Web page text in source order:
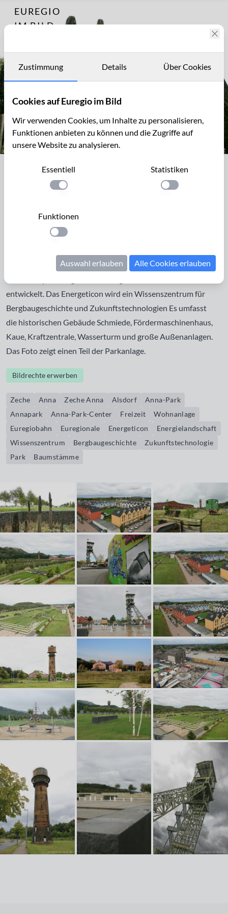
EUREGIO
IM BILD
Archiv
Kontakt
Archiv 3728
Parkanlage im Anna-Park, Alsdorf
der Anna-Park, das Anna-Park-Center mit
Dienstleistungen, Einzelhandel, Freizeit und Wohnanlagen
hält seit 2005 hier. Im Rahmen der EuRegionale 2008 wurde
entwickelt. Das Energeticon wird ein Wissenszentrum für
Bergbaugeschichte und Zukunftstechnologien Es umfasst
die historischen Gebäude Schmiede, Fördermaschinenhaus,
Kaue, Kraftzentrale, Wasserturm und große Außenanlagen.
Das Foto zeigt einen Teil der Parkanlage.
Bildrechte erwerben
Zeche Anna Zeche Anna Alsdorf
Anna-Park
Annapark
Anna-Park-Center Freizeit
Wohnanlage
Euregiobahn
Euregionale Energeticon
Energielandschaft
Wissenszentrum
Bergbaugeschichte
Zukunftstechnologie
Park
Baumstämme
Zustimmung Details Über Cookies
Cookies auf Euregio im Bild
Wir verwenden Cookies, um Inhalte zu personalisieren,
Funktionen anbieten zu können und die Zugriffe auf
unsere Website zu analysieren.
Essentiell
Einstellung anwenden
Statistiken
Einstellung
Funktionen
Einstellung anwenden
Auswahl erlauben Alle Cookies erlauben